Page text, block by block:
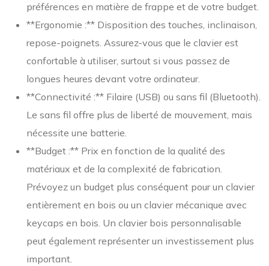
préférences en matière de frappe et de votre budget.
**Ergonomie :** Disposition des touches, inclinaison,
repose-poignets. Assurez-vous que le clavier est
confortable à utiliser, surtout si vous passez de
longues heures devant votre ordinateur.
**Connectivité :** Filaire (USB) ou sans fil (Bluetooth).
Le sans fil offre plus de liberté de mouvement, mais
nécessite une batterie.
**Budget :** Prix en fonction de la qualité des
matériaux et de la complexité de fabrication.
Prévoyez un budget plus conséquent pour un clavier
entièrement en bois ou un clavier mécanique avec
keycaps en bois. Un clavier bois personnalisable
peut également représenter un investissement plus
important.